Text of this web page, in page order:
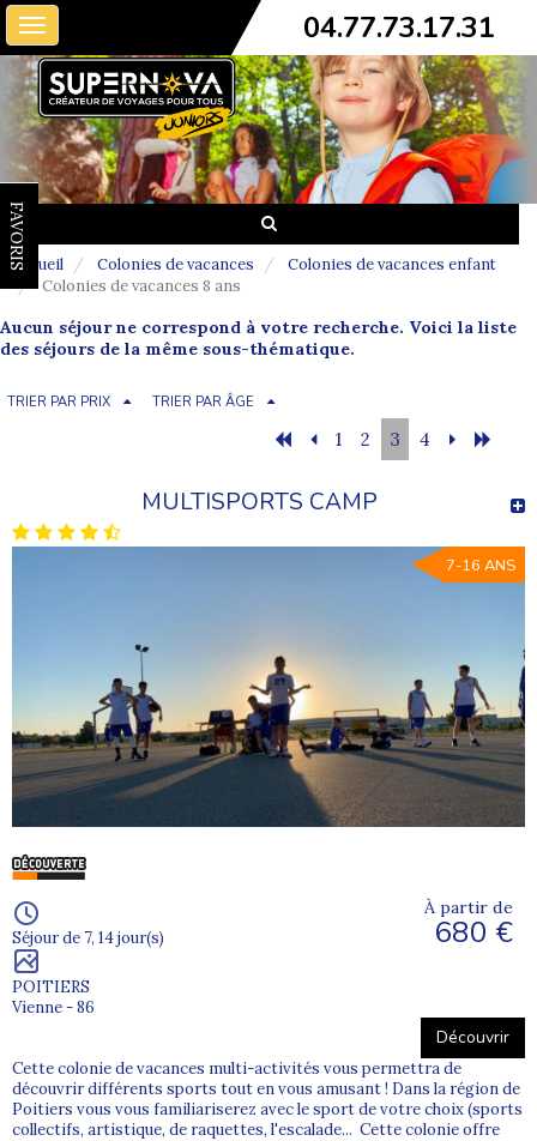
Toggle
navigation
04.77.73.17.31
FAVORIS
Accueil Colonies de vacances
Colonies de vacances enfant
Colonies de vacances 8 ans
Aucun séjour ne correspond à votre recherche. Voici la liste
des séjours de la même sous-thématique.
TRIER PAR PRIX TRIER PAR ÂGE
1 2 3 4
MULTISPORTS CAMP
7-16 ANS
Séjour de 7, 14 jour(s)
POITIERS
Vienne - 86
À partir de
680 €
Découvrir
Cette colonie de vacances multi-activités vous permettra de
découvrir différents sports tout en vous amusant ! Dans la région de
Poitiers vous vous familiariserez avec le sport de votre choix (sports
collectifs, artistique, de raquettes, l'escalade... Cette colonie offre